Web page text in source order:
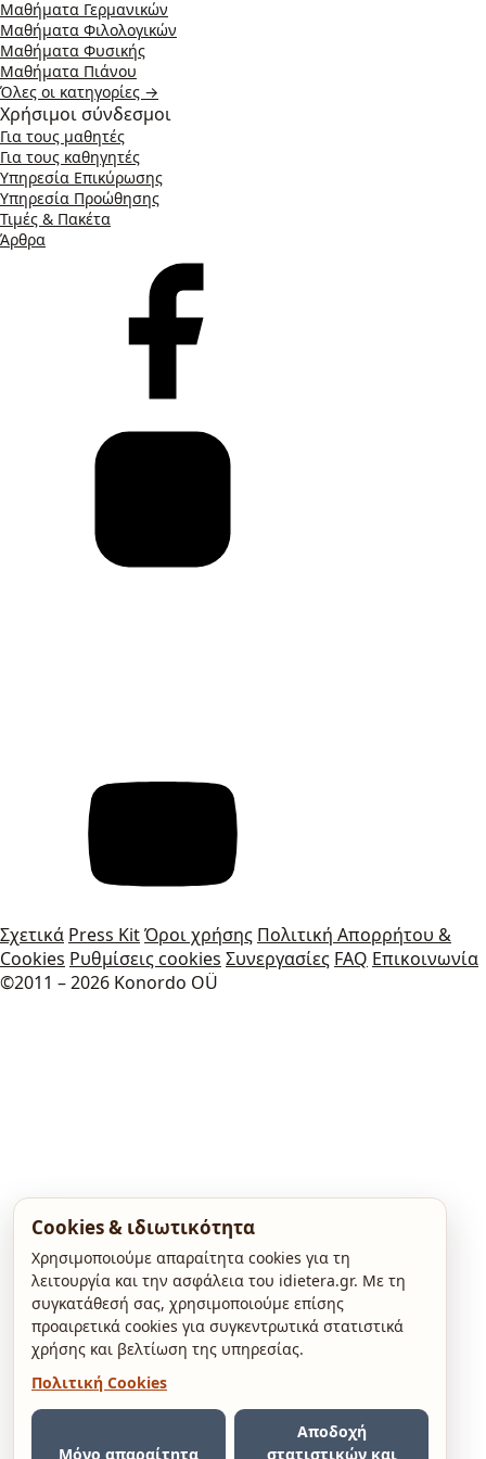
Μαθήματα Γερμανικών
Μαθήματα Φιλολογικών
Μαθήματα Φυσικής
Μαθήματα Πιάνου
Όλες οι κατηγορίες →
Χρήσιμοι σύνδεσμοι
Για τους μαθητές
Για τους καθηγητές
Υπηρεσία Επικύρωσης
Υπηρεσία Προώθησης
Τιμές & Πακέτα
Άρθρα
Σχετικά Press KitΌροι χρήσης Πολιτική Απορρήτου &
Cookies Ρυθμίσεις cookies Συνεργασίες FAQ Επικοινωνία
©2011 – 2026 Konordo OÜ
Cookies & ιδιωτικότητα
Χρησιμοποιούμε απαραίτητα cookies για τη
λειτουργία και την ασφάλεια του idietera.gr. Με τη
συγκατάθεσή σας, χρησιμοποιούμε επίσης
προαιρετικά cookies για συγκεντρωτικά στατιστικά
χρήσης και βελτίωση της υπηρεσίας.
Πολιτική Cookies
Μόνο απαραίτητα
Αποδοχή
στατιστικών και